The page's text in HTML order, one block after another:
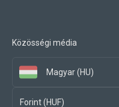
Közösségi média
Magyar (HU)
Forint (HUF)